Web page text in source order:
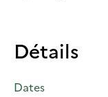
Détails
Dates